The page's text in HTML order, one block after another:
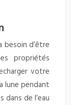
besoin d’être
propriétés
votre
lune pendant
de l’eau